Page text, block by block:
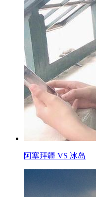
阿塞拜疆 VS 冰岛